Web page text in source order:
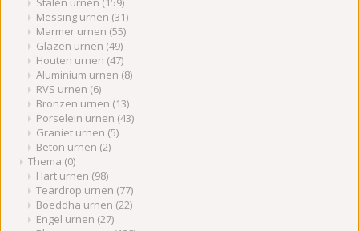
Messing urnen (31)
Marmer urnen (55)
Glazen urnen (49)
Houten urnen (47)
Aluminium urnen (8)
RVS urnen (6)
Bronzen urnen (13)
Porselein urnen (43)
Graniet urnen (5)
Beton urnen (2)
Thema (0)
Hart urnen (98)
Teardrop urnen (77)
Boeddha urnen (22)
Engel urnen (27)